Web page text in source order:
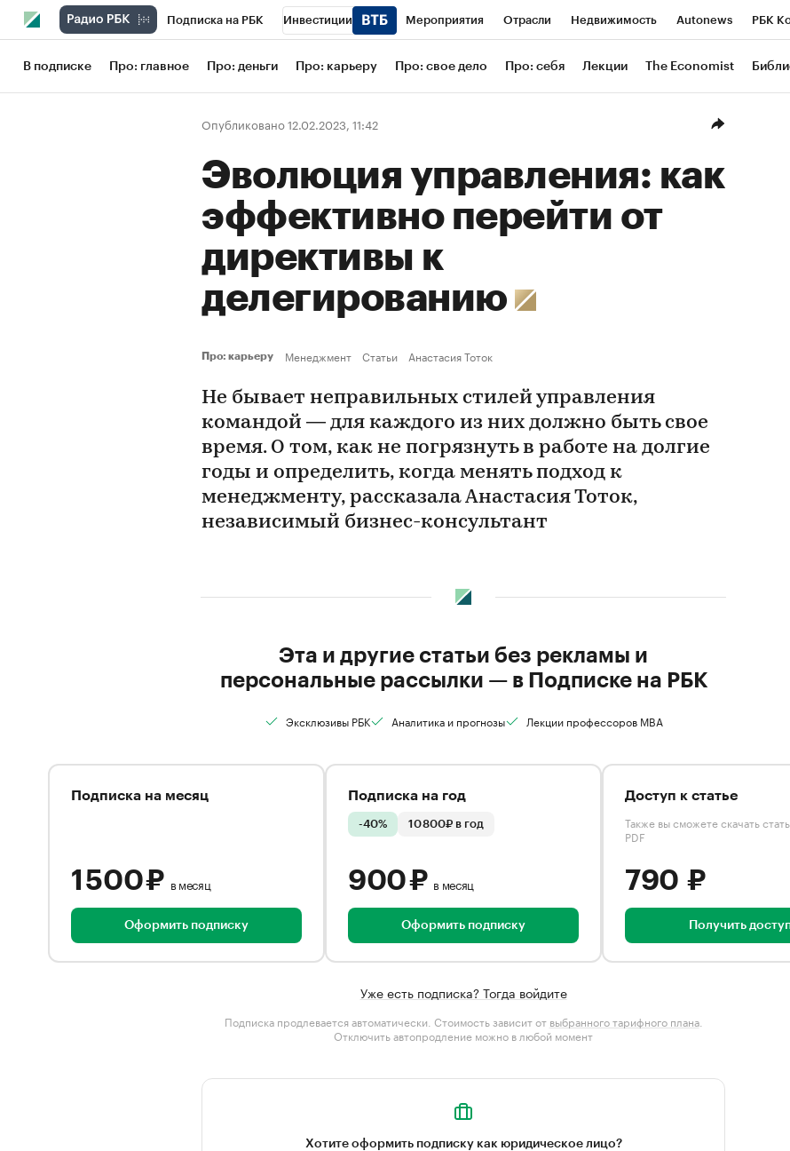
Подписка на РБК Инвестиции Мероприятия Отрасли Недвижимость Autonews РБК
Школа управления РБК РБК Образование РБК Life Тренды Визионеры
Рынок наличной валюты
В подписке Про: главное Про: деньги Про: карьеру Про: свое дело Про: себя Лекции The Economist
Опубликовано 12.02.2023, 11:42
Эволюция управления: как
эффективно перейти от
директивы к
делегированию
Про: карьеру Менеджмент Статьи Анастасия Тоток
Не бывает неправильных стилей управления
командой — для каждого из них должно быть свое
время. О том, как не погрязнуть в работе на долгие
годы и определить, когда менять подход к
менеджменту, рассказала Анастасия Тоток,
независимый бизнес-консультант
Эта и другие статьи без рекламы и
персональные рассылки — в Подписке на РБК
Эксклюзивы РБК Аналитика и прогнозы Лекции профессоров MBA
Подписка на месяц
1 500 ₽ в месяц
Оформить подписку
Подписка на год
-40% 10 800₽ в год
900 ₽ в месяц
Оформить подписку
Доступ к статье
Также вы сможете скачать
PDF
790 ₽
Получить
Уже есть подписка? Тогда войдите
Подписка продлевается автоматически. Стоимость зависит от выбранного тарифного плана.
Отключить автопродление можно в любой момент
Хотите оформить подписку как юридическое лицо?